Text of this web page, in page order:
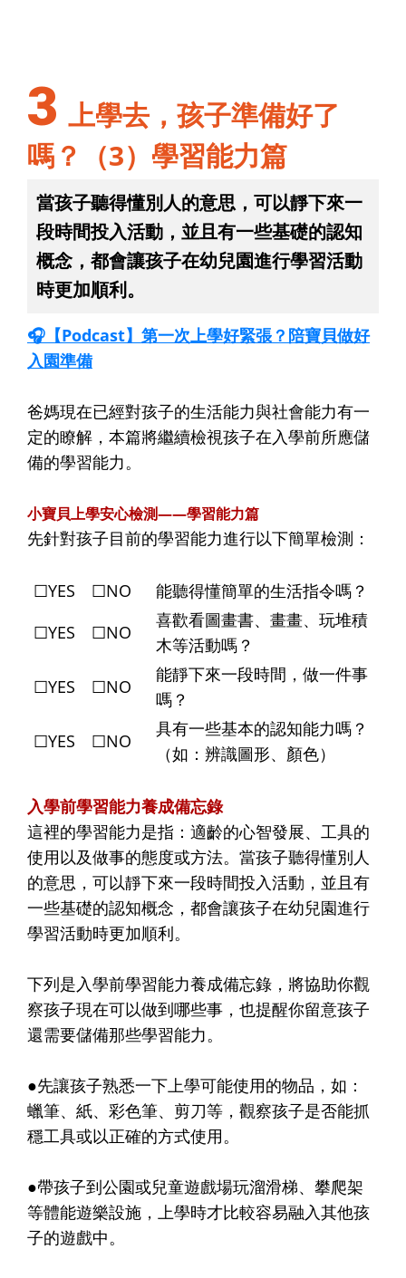
3 上學去，孩子準備好了
嗎？（3）學習能力篇
當孩子聽得懂別人的意思，可以靜下來一
段時間投入活動，並且有一些基礎的認知
概念，都會讓孩子在幼兒園進行學習活動
時更加順利。
🎧【Podcast】第一次上學好緊張？陪寶貝做好
入園準備
爸媽現在已經對孩子的生活能力與社會能力有一
定的瞭解，本篇將繼續檢視孩子在入學前所應儲
備的學習能力。
小寶貝上學安心檢測——學習能力篇
先針對孩子目前的學習能力進行以下簡單檢測：
☐YES ☐NO
能聽得懂簡單的生活指令嗎？
☐YES ☐NO
喜歡看圖畫書、畫畫、玩堆積
木等活動嗎？
☐YES ☐NO
能靜下來一段時間，做一件事
嗎？
☐YES ☐NO
具有一些基本的認知能力嗎？
（如：辨識圖形、顏色）
入學前學習能力養成備忘錄
這裡的學習能力是指：適齡的心智發展、工具的
使用以及做事的態度或方法。當孩子聽得懂別人
的意思，可以靜下來一段時間投入活動，並且有
一些基礎的認知概念，都會讓孩子在幼兒園進行
學習活動時更加順利。
下列是入學前學習能力養成備忘錄，將協助你觀
察孩子現在可以做到哪些事，也提醒你留意孩子
還需要儲備那些學習能力。
●先讓孩子熟悉一下上學可能使用的物品，如：
蠟筆、紙、彩色筆、剪刀等，觀察孩子是否能抓
穩工具或以正確的方式使用。
●帶孩子到公園或兒童遊戲場玩溜滑梯、攀爬架
等體能遊樂設施，上學時才比較容易融入其他孩
子的遊戲中。